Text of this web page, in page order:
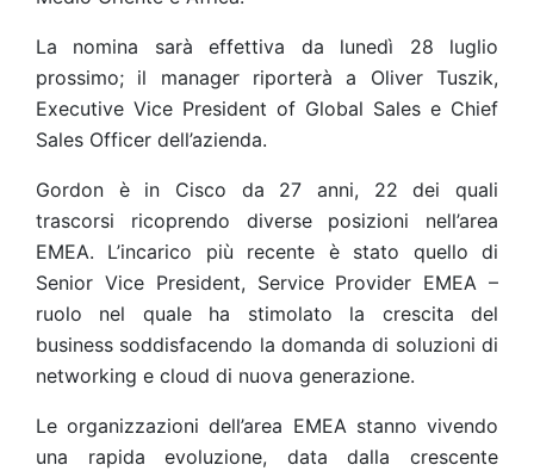
La nomina sarà effettiva da lunedì 28 luglio
prossimo; il manager riporterà a Oliver Tuszik,
Executive Vice President of Global Sales e Chief
Sales Officer dell’azienda.
Gordon è in Cisco da 27 anni, 22 dei quali
trascorsi ricoprendo diverse posizioni nell’area
EMEA. L’incarico più recente è stato quello di
Senior Vice President, Service Provider EMEA –
ruolo nel quale ha stimolato la crescita del
business soddisfacendo la domanda di soluzioni di
networking e cloud di nuova generazione.
Le organizzazioni dell’area EMEA stanno vivendo
una rapida evoluzione, data dalla crescente